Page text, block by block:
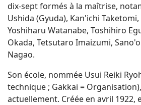
dix-sept formés à la maîtrise,
Ushida (Gyuda), Kan'ichi
Yoshiharu Watanabe, Toshihiro
Okada, Tetsutaro Imaizumi,
Nagao.
Son école, nommée Usui Reiki
technique ; Gakkai =
actuellement. Créée en avril 1922,